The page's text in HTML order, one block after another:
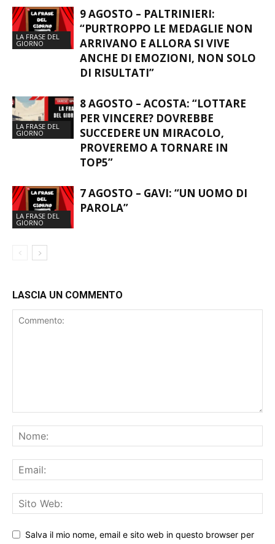
LA FRASE DEL
GIORNO
9 AGOSTO – PALTRINIERI:
“PURTROPPO LE MEDAGLIE NON
ARRIVANO E ALLORA SI VIVE
ANCHE DI EMOZIONI, NON SOLO
DI RISULTATI”
LA FRASE DEL
GIORNO
8 AGOSTO – ACOSTA: “LOTTARE
PER VINCERE? DOVREBBE
SUCCEDERE UN MIRACOLO,
PROVEREMO A TORNARE IN
TOP5”
LA FRASE DEL
GIORNO
7 AGOSTO – GAVI: “UN UOMO DI
PAROLA”
LASCIA UN COMMENTO
Salva il mio nome, email e sito web in questo browser per